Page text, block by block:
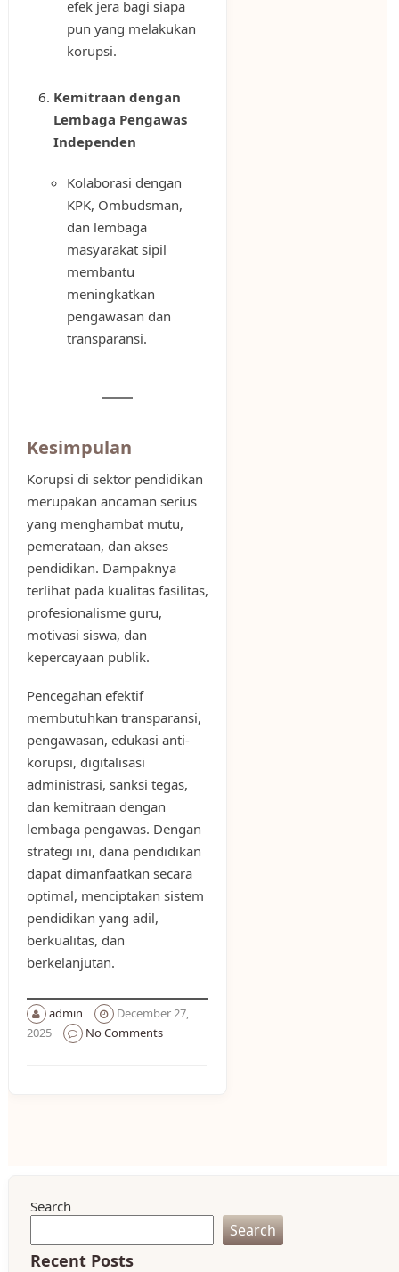
efek jera bagi siapa
pun yang melakukan
korupsi.
Kemitraan dengan
Lembaga Pengawas
Independen
Kolaborasi dengan
KPK, Ombudsman,
dan lembaga
masyarakat sipil
membantu
meningkatkan
pengawasan dan
transparansi.
Kesimpulan
Korupsi di sektor pendidikan
merupakan ancaman serius
yang menghambat mutu,
pemerataan, dan akses
pendidikan. Dampaknya
terlihat pada kualitas fasilitas,
profesionalisme guru,
motivasi siswa, dan
kepercayaan publik.
Pencegahan efektif
membutuhkan transparansi,
pengawasan, edukasi anti-
korupsi, digitalisasi
administrasi, sanksi tegas,
dan kemitraan dengan
lembaga pengawas. Dengan
strategi ini, dana pendidikan
dapat dimanfaatkan secara
optimal, menciptakan sistem
pendidikan yang adil,
berkualitas, dan
berkelanjutan.
admin
December 27,
2025
No Comments
Search
Search
Recent Posts